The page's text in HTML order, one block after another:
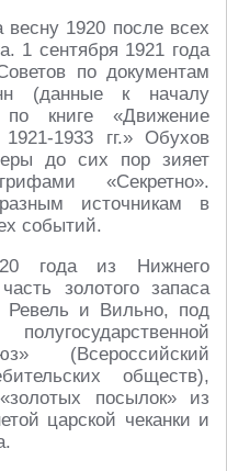
1920 после всех
1 сентября 1921 года
по документам
(данные к началу
по книге «Движение
1933 гг.» Обухов
до сих пор зияет
«Секретно».
источникам в
событий.
года из Нижнего
золотого запаса
Ревель и Вильно, под
(Всероссийский
обществ),
посылок» из
царской чеканки и